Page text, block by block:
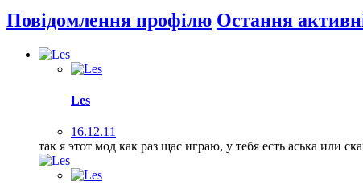
Повідомлення профілю Остання
Les
16.12.11
так я этот мод как раз щас играю, у тебя есть аська или